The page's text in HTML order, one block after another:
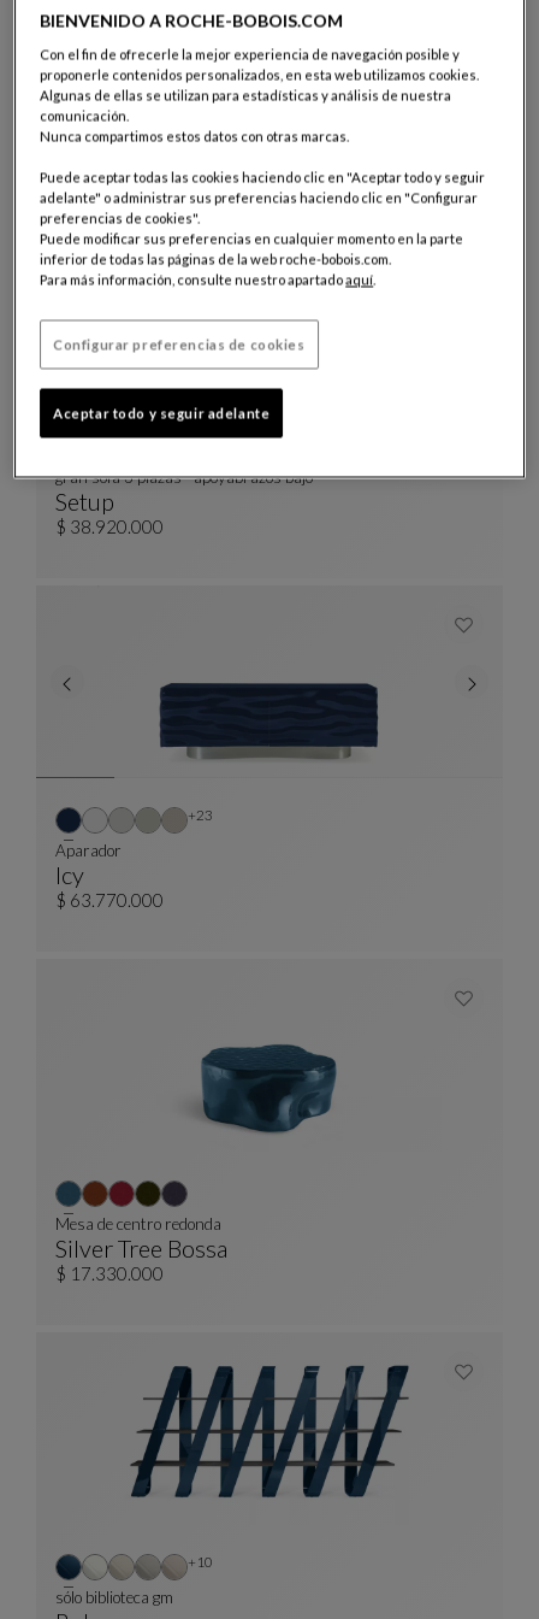
Lana
Silla
+23Otros colores : 23 colores disponibles
Setup
Gran Sofá 3 Plazas - Apoyabrazos Bajo
Ver Descripción Completa
gran sofá 3 plazas - apoyabrazos bajo
$ 38.920.000
+18Otros colores : 18 colores disponibles
Icy
Aparador
Ver Descripción Completa
Aparador
$ 63.770.000
+23Otros colores : 23 colores disponibles
Silver Tree Bossa
Mesa De Centro Redonda
Ver Descripción Completa
Mesa de centro redonda
$ 17.330.000
sólo biblioteca gm
+10Otros colores : 10 colores disponibles
BIENVENIDO A ROCHE-BOBOIS.COM
Con el fin de ofrecerle la mejor experiencia de navegación posible y
proponerle contenidos personalizados, en esta web utilizamos cookies.
Algunas de ellas se utilizan para estadísticas y análisis de nuestra
comunicación.
Nunca compartimos estos datos con otras marcas.
Puede aceptar todas las cookies haciendo clic en "Aceptar todo y seguir
adelante" o administrar sus preferencias haciendo clic en "Configurar
preferencias de cookies".
Puede modificar sus preferencias en cualquier momento en la parte
inferior de todas las páginas de la web roche-bobois.com.
Para más información, consulte nuestro apartadoaquí.
Configurar preferencias de cookies
Aceptar todo y seguir adelante